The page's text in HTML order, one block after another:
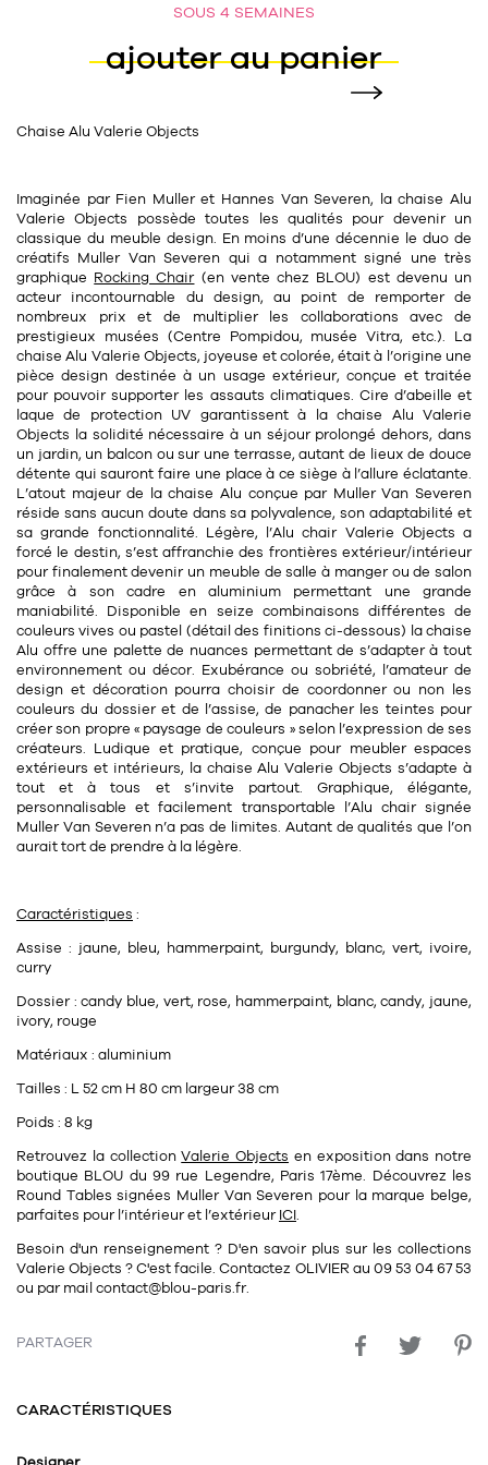
Corbeille
Divers
textile132
Coussin
Créature
Literie
Plaid
Tapis
Rideau de douche
Divers
bougie35
Bougie
Candélabre
Bougeoirs
Divers
Rallonges
Table
Table d'appoint
pour le bureau39
Chaises de bureau
Bureau
Meuble à clapets
pour la chambre15
Commode
Chevet
Tablier
sel et poivre14
divers 25
objets ludiques11
Travail d'artiste
Livre
Revue
Divers
Divers
Vases
SOUS 4 SEMAINES
ajouter au panier
Chaise Alu Valerie Objects
Imaginée par Fien Mulleret Hannes Van Severen, la chaise Alu
Valerie Objects possède toutes les qualités pour devenir un
classique du meuble design. En moins d’une décennie le duo de
créatifs Muller Van Severen qui a notamment signé une très
graphique Rocking Chair (en vente chez BLOU) est devenu un
acteur incontournable du design, au point de remporter de
nombreux prix et de multiplier les collaborations avec de
prestigieux musées (Centre Pompidou, musée Vitra, etc.). La
chaise Alu Valerie Objects, joyeuse et colorée, étaità l’origine une
pièce design destinée à un usage extérieur, conçue et traitée
pour pouvoir supporter les assauts climatiques. Cire d’abeille et
laque de protection UV garantissent à la chaise Alu Valerie
Objects la solidité nécessaire à un séjour prolongé dehors, dans
un jardin, un balcon ou sur une terrasse, autant de lieux de douce
détente qui sauront faire une place à ce siège à l’allure éclatante.
L’atout majeur de la chaise Alu conçue par Muller Van Severen
réside sans aucun doute dans sa polyvalence, son adaptabilité et
sa grande fonctionnalité. Légère, l’Alu chair Valerie Objects a
forcé le destin, s’est affranchie des frontières extérieur/intérieur
pour finalement devenir un meuble de salle à manger ou de salon
grâce à soncadre en aluminiumpermettant une grande
maniabilité. Disponible en seize combinaisons différentes de
couleurs vives ou pastel (détail des finitions ci-dessous) la chaise
Alu offre une palette de nuances permettant de s’adapter à tout
environnement ou décor. Exubérance ou sobriété, l’amateur de
design et décoration pourra choisir de coordonner ou non les
couleurs du dossier et de l’assise, de panacher les teintes pour
créer son propre « paysage de couleurs » selon l’expression de ses
créateurs. Ludique et pratique, conçue pour meubler espaces
extérieurs et intérieurs, la chaise Alu Valerie Objects s’adapte à
tout et à tous et s’invite partout. Graphique, élégante,
personnalisable et facilement transportable l’Alu chair signée
Muller Van Severenn’a pas de limites. Autant de qualités que l’on
aurait tort de prendre à la légère.
Caractéristiques :
Assise : jaune, bleu, hammerpaint, burgundy, blanc, vert, ivoire,
curry
Dossier : candy blue, vert, rose, hammerpaint, blanc, candy, jaune,
ivory, rouge
Matériaux : aluminium
Tailles : L 52 cm H 80 cm largeur 38 cm
Poids : 8 kg
Retrouvez la collectionValerie Objects en exposition dans notre
boutique BLOU du 99 rue Legendre, Paris 17ème. Découvrez les
Round Tables signées Muller Van Severen pour la marque belge,
parfaites pour l’intérieur et l’extérieur ICI.
Besoin d'un renseignement ? D'en savoir plus sur les collections
Valerie Objects ? C'est facile. Contactez OLIVIER au 09 53 04 67 53
ou par mailcontact@blou-paris.fr.
PARTAGER
CARACTÉRISTIQUES